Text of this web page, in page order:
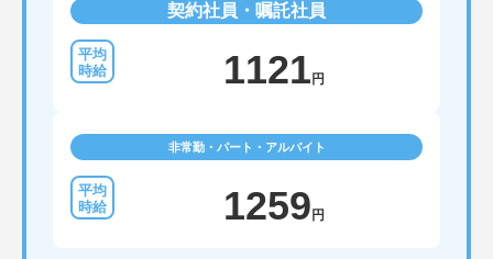
契約社員・嘱託社員
1121 円
非常勤・パート・アルバイト
1259 円